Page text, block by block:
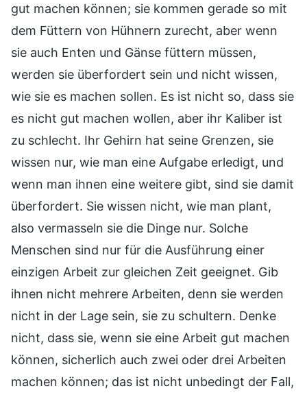
gut machen können; sie kommen gerade so mit
dem Füttern von Hühnern zurecht, aber wenn
sie auch Enten und Gänse füttern müssen,
werden sie überfordert sein und nicht wissen,
wie sie es machen sollen. Es ist nicht so, dass sie
es nicht gut machen wollen, aber ihr Kaliber ist
zu schlecht. Ihr Gehirn hat seine Grenzen, sie
wissen nur, wie man eine Aufgabe erledigt, und
wenn man ihnen eine weitere gibt, sind sie damit
überfordert. Sie wissen nicht, wie man plant,
also vermasseln sie die Dinge nur. Solche
Menschen sind nur für die Ausführung einer
einzigen Arbeit zur gleichen Zeit geeignet. Gib
ihnen nicht mehrere Arbeiten, denn sie werden
nicht in der Lage sein, sie zu schultern. Denke
nicht, dass sie, wenn sie eine Arbeit gut machen
können, sicherlich auch zwei oder drei Arbeiten
machen können; das ist nicht unbedingt der Fall,